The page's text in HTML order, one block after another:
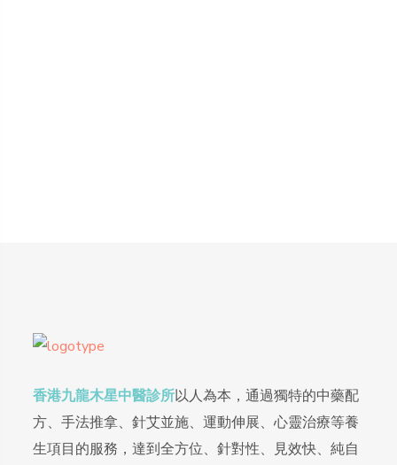
香港九龍木星中醫診所以人為本，通過獨特的中藥配
方、手法推拿、針艾並施、運動伸展、心靈治療等養
生項目的服務，達到全方位、針對性、見效快、純自